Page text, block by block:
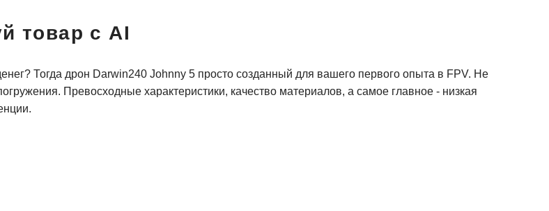
товар с AI
Тогда дрон Darwin240 Johnny 5 просто созданный для вашего первого опыта в FPV. Не
Превосходные характеристики, качество материалов, а самое главное - низкая